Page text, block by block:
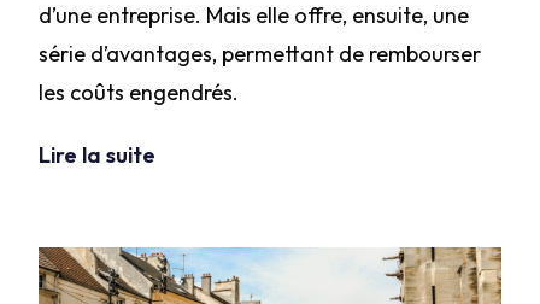
d’une entreprise. Mais elle offre, ensuite, une
série d’avantages, permettant de rembourser
les coûts engendrés.
Lire la suite